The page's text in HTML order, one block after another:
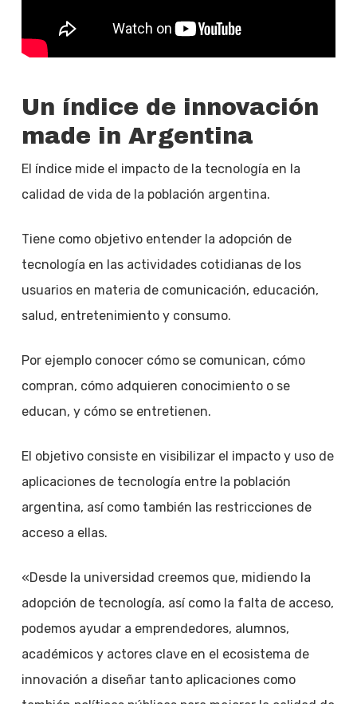
Un índice de innovación
made in Argentina
El índice mide el impacto de la tecnología en la
calidad de vida de la población argentina.
Tiene como objetivo entender la adopción de
tecnología en las actividades cotidianas de los
usuarios en materia de comunicación, educación,
salud, entretenimiento y consumo.
Por ejemplo conocer cómo se comunican, cómo
compran, cómo adquieren conocimiento o se
educan, y cómo se entretienen.
El objetivo consiste en visibilizar el impacto y uso de
aplicaciones de tecnología entre la población
argentina, así como también las restricciones de
acceso a ellas.
«Desde la universidad creemos que, midiendo la
adopción de tecnología, así como la falta de acceso,
podemos ayudar a emprendedores, alumnos,
académicos y actores clave en el ecosistema de
innovación a diseñar tanto aplicaciones como